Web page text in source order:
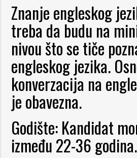
Znanje engleskog
treba da budu na
nivou što se tiče
engleskog jezika.
konverzacija na
je obavezna.
Godište:Kandidat
između 22-36 godina.